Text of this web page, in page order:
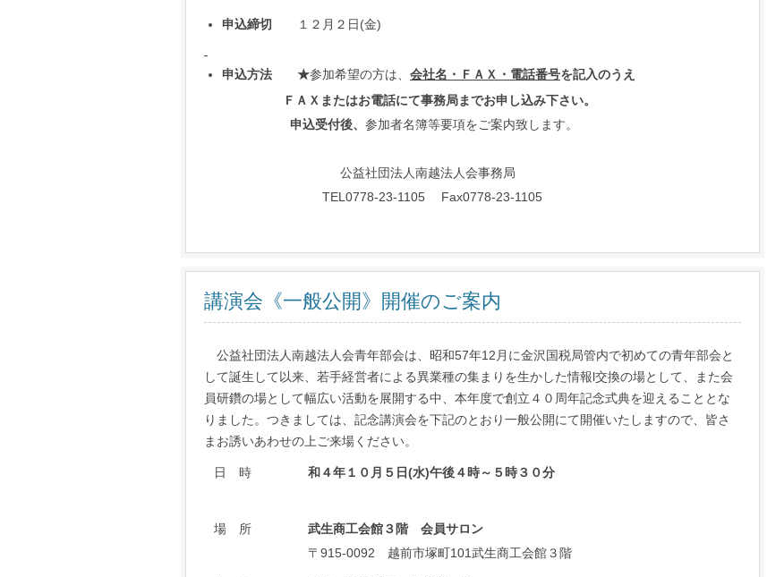
申込締切 １２月２日(金)
申込方法 ★参加希望の方は、 会社名・ＦＡＸ・電話番号を記入のうえ
ＦＡＸまたはお電話にて事務局までお申し込み下さい。
申込受付後、 参加者名簿等要項をご案内致します。
公益社団法人南越法人会事務局
TEL0778-23-1105 Fax0778-23-1105
講演会《一般公開》開催のご案内
公益社団法人南越法人会青年部会は、昭和57年12月に金沢国税局管内で初めての青年部会と
して誕生して以来、若手経営者による異業種の集まりを生かした情報l交換の場として、また会
員研鑽の場として幅広い活動を展開する中、本年度で創立４０周年記念式典を迎えることとな
りました。つきましては、記念講演会を下記のとおり一般公開にて開催いたしますので、皆さ
まお誘いあわせの上ご来場ください。
日 時 和４年１０月５日(水)午後４時～５時３０分
場 所
武生商工会館３階 会員サロン
〒915-0092 越前市塚町101武生商工会館３階